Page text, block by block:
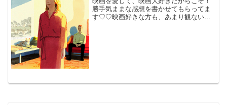
勝手気ままな感想を書かせてもらってま
す♡♡映画好きな方も、あまり観ない方